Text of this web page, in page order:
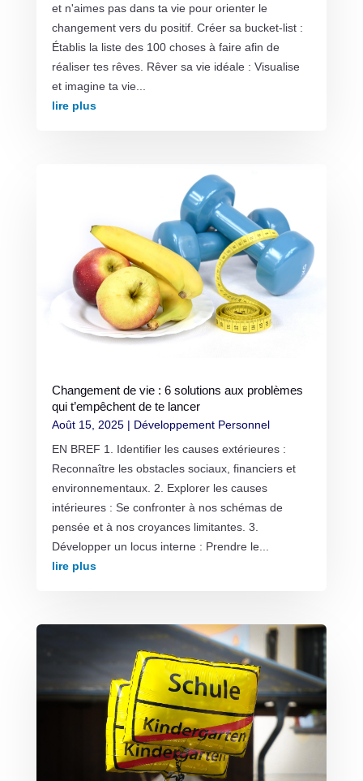
et n'aimes pas dans ta vie pour orienter le
changement vers du positif. Créer sa bucket-list :
Établis la liste des 100 choses à faire afin de
réaliser tes rêves. Rêver sa vie idéale : Visualise
et imagine ta vie...
lire plus
Changement de vie : 6 solutions aux problèmes
qui t’empêchent de te lancer
Août 15, 2025| Développement Personnel
EN BREF 1. Identifier les causes extérieures :
Reconnaître les obstacles sociaux, financiers et
environnementaux. 2. Explorer les causes
intérieures : Se confronter à nos schémas de
pensée et à nos croyances limitantes. 3.
Développer un locus interne : Prendre le...
lire plus